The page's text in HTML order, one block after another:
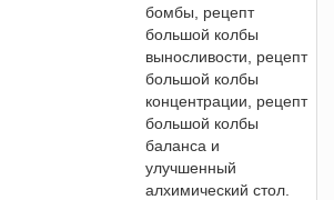
бомбы, рецепт
большой колбы
выносливости, рецепт
большой колбы
концентрации, рецепт
большой колбы
баланса и
улучшенный
алхимический стол.